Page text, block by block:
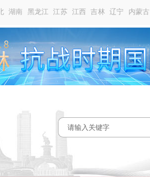
湖南 黑龙江 江苏 江西 吉林 辽宁 内蒙古